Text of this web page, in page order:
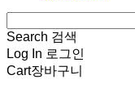
Search 검색
Log In 로그인
Cart장바구니